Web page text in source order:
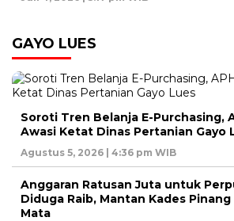
GAYO LUES
Soroti Tren Belanja E-Purchasing,
Awasi Ketat Dinas Pertanian Gayo
Agustus 5, 2026 | 4:36 pm WIB
Anggaran Ratusan Juta untuk
Diduga Raib, Mantan Kades
Mata